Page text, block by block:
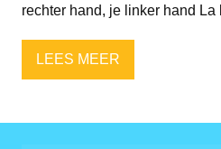
rechter hand, je linker hand La
LEES MEER